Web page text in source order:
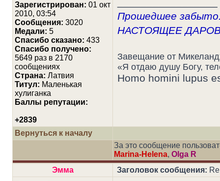
Зарегистрирован: 01 окт
2010, 03:54
Сообщения: 3020
Медали: 5
Cпасибо сказано: 433
Спасибо получено:
5649 раз в 2170
сообщениях
Страна: Латвия
Титул: Маленькая
хулиганка
Баллы репутации:
+2839
Прошедшее
НАСТОЯЩЕЕ
Завещание от
«Я отдаю душу Богу,
Homo homini lupus
Вернуться к началу
За это сообщение
Marina-Helena, Olga R
Эмма
Заголовок сообщения: